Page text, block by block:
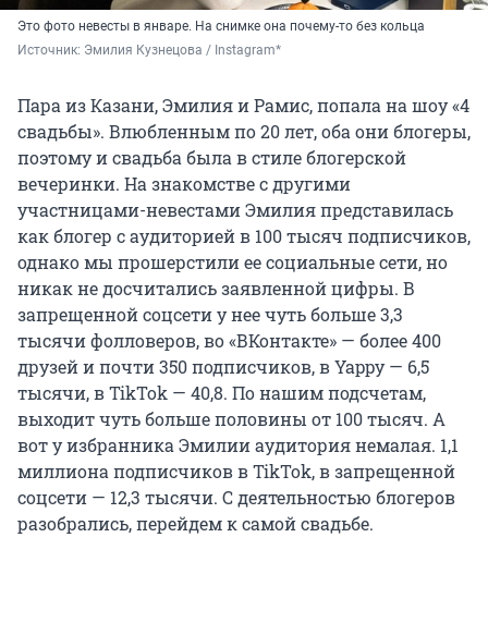
Это фото невесты в январе. На снимке она почему-то без кольца
Источник: Эмилия Кузнецова / Instagram*
Пара из Казани, Эмилия и Рамис, попала на шоу «4
свадьбы». Влюбленным по 20 лет, оба они блогеры,
поэтому и свадьба была в стиле блогерской
вечеринки. На знакомстве с другими
участницами-невестами Эмилия представилась
как блогер с аудиторией в 100 тысяч подписчиков,
однако мы прошерстили ее социальные сети, но
никак не досчитались заявленной цифры. В
запрещенной соцсети у нее чуть больше 3,3
тысячи фолловеров, во «ВКонтакте» — более 400
друзей и почти 350 подписчиков, в Yappy — 6,5
тысячи, в TikTok — 40,8. По нашим подсчетам,
выходит чуть больше половины от 100 тысяч. А
вот у избранника Эмилии аудитория немалая. 1,1
миллиона подписчиков в TikTok, в запрещенной
соцсети — 12,3 тысячи. С деятельностью блогеров
разобрались, перейдем к самой свадьбе.